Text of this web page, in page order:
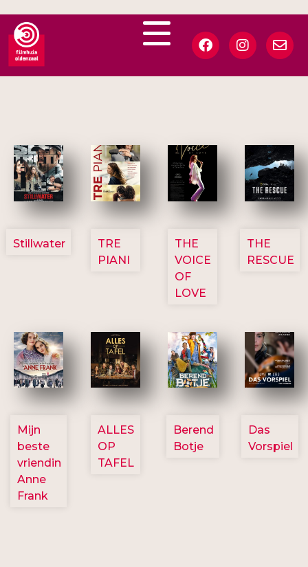
3123
Stillwater
3129
TRE
PIANI
3135
THE
VOICE
OF
LOVE
3148
THE
RESCUE
2757
Mijn
beste
vriendin
Anne
Frank
3154
ALLES
OP
TAFEL
2799
Berend
Botje
2777
Das
Vorspiel